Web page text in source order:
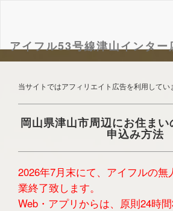
アイフル53号線津山インタ
当サイトではアフィリエイト広告を利用してい
岡山県津山市周辺にお住ま
申込み方法
2026年7月末にて、アイフルの無
業終了致します。
Web・アプリからは、原則24時